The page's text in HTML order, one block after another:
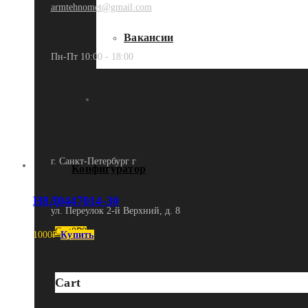
armtehnomet@gmail.com
Пн-Пт 10:00 - 18:00
г. Санкт-Петербург г
ул. Переулок 2-й Верхний, д. 8
Вакансии
Конфигуратор
Cart0₽0
Cart
Н8Д0447014-30
1000₽ Купить